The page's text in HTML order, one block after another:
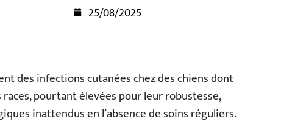
25/08/2025
des infections cutanées chez des chiens dont
pourtant élevées pour leur robustesse,
inattendus en l’absence de soins réguliers.